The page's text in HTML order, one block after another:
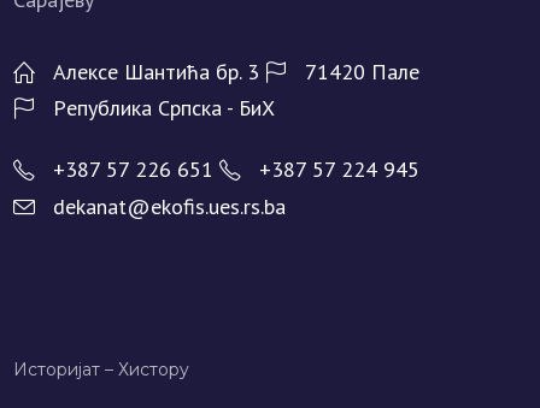
Алeксe Шантића бр. 3
71420 Палe
Рeпублика Српска - БиХ
+387 57 226 651
+387 57 224 945
dekanat@ekofis.ues.rs.ba
Историјат – Хисторy